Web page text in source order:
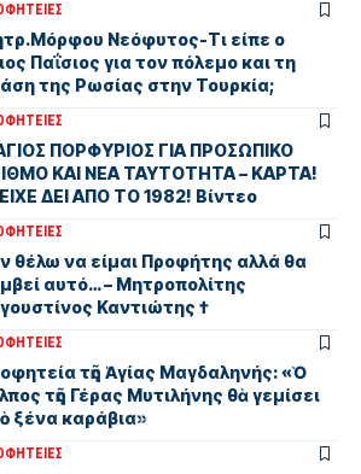
Νεόφυτος-Τι είπε ο
Παΐσιος για τον πόλεμο και τη
της Ρωσίας στην Τουρκία;
ΠΟΡΦΥΡΙΟΣ ΓΙΑ ΠΡΟΣΩΠΙΚΟ
ΚΑΙ ΝΕΑ ΤΑΥΤΟΤΗΤΑ – ΚΑΡΤΑ!
ΕΙΧΕ ΔΕΙ ΑΠΟ ΤΟ 1982! Βίντεο
θέλω να είμαι Προφήτης αλλά θα
αυτό… – Μητροπολίτης
Καντιώτης †
τῆς Ἁγίας Μαγδαληνής: «Ὁ
τῆς Γέρας Μυτιλήνης θὰ γεμίσει
ξένα καράβια»